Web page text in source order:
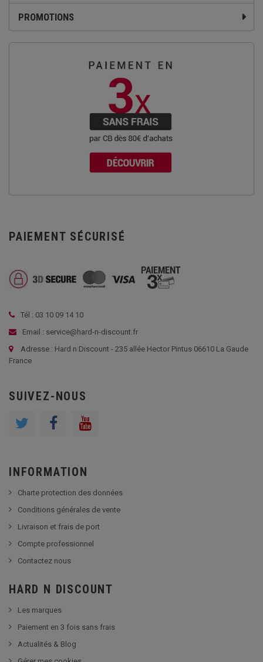
PROMOTIONS
PAIEMENT SÉCURISÉ
Tél : 03 10 09 14 10
Email : service@hard-n-discount.fr
Adresse : Hard n Discount - 235 allée Hector Pintus 06610 La Gaude
France
SUIVEZ-NOUS
INFORMATION
Charte protection des données
Conditions générales de vente
Livraison et frais de port
Compte professionnel
Contactez nous
HARD N DISCOUNT
Les marques
Paiement en 3 fois sans frais
Actualités & Blog